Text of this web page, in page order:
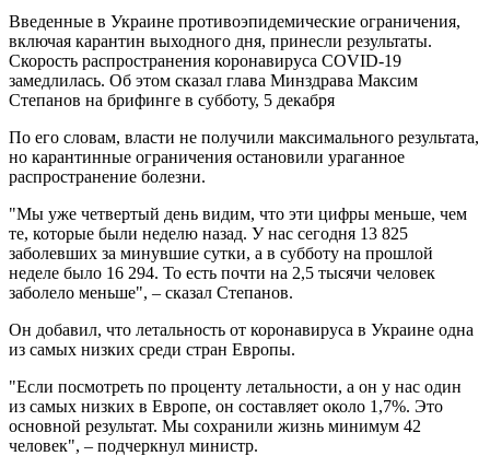
Введенные в Украине противоэпидемические ограничения,
включая карантин выходного дня, принесли результаты.
Скорость распространения коронавируса COVID-19
замедлилась. Об этом сказал глава Минздрава Максим
Степанов на брифинге в субботу, 5 декабря
По его словам, власти не получили максимального результата,
но карантинные ограничения остановили ураганное
распространение болезни.
"Мы уже четвертый день видим, что эти цифры меньше, чем
те, которые были неделю назад. У нас сегодня 13 825
заболевших за минувшие сутки, а в субботу на прошлой
неделе было 16 294. То есть почти на 2,5 тысячи человек
заболело меньше", – сказал Степанов.
Он добавил, что летальность от коронавируса в Украине одна
из самых низких среди стран Европы.
"Если посмотреть по проценту летальности, а он у нас один
из самых низких в Европе, он составляет около 1,7%. Это
основной результат. Мы сохранили жизнь минимум 42
человек", – подчеркнул министр.